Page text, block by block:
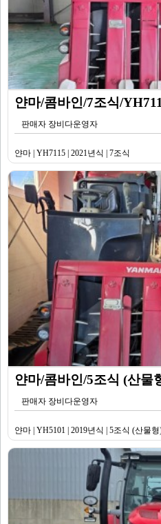
얀마/콤바인/7조식/
판매자 장비다운영자
얀마 | YH7115 | 2021년식 | 7조식
얀마/콤바인/5조식 (산물
판매자 장비다운영자
얀마 | YH5101 | 2019년식 | 5조식 (산물형